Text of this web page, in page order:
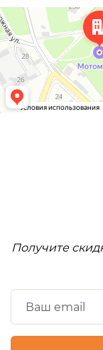
Получите